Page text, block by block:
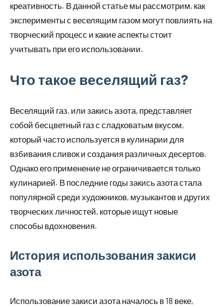
креативность. В данной статье мы рассмотрим, как
эксперименты с веселящим газом могут повлиять на
творческий процесс и какие аспекты стоит
учитывать при его использовании.
Что такое веселящий газ?
Веселящий газ, или закись азота, представляет
собой бесцветный газ с сладковатым вкусом,
который часто используется в кулинарии для
взбивания сливок и создания различных десертов.
Однако его применение не ограничивается только
кулинарией. В последние годы закись азота стала
популярной среди художников, музыкантов и других
творческих личностей, которые ищут новые
способы вдохновения.
История использования закиси
азота
Использование закиси азота началось в 18 веке,